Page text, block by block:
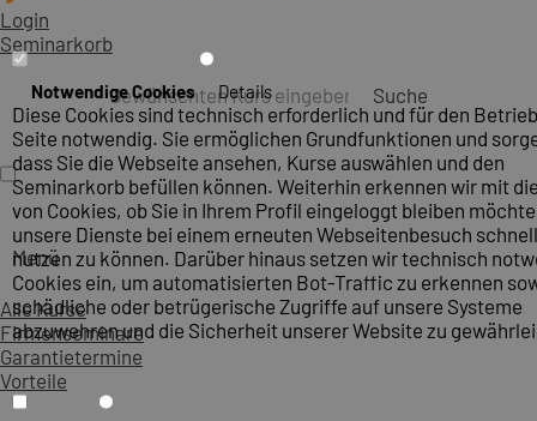
Login
Seminarkorb
Suche
Menü
Alle Kurse
Firmenseminare
Garantietermine
Vorteile
Notwendige Cookies Details
Diese Cookies sind technisch erforderlich und für den
Seite notwendig. Sie ermöglichen Grundfunktionen und
dass Sie die Webseite ansehen, Kurse auswählen und den
Seminarkorb befüllen können. Weiterhin erkennen wir mit
von Cookies, ob Sie in Ihrem Profil eingeloggt bleiben
unsere Dienste bei einem erneuten Webseitenbesuch
nutzen zu können. Darüber hinaus setzen wir technisch
Cookies ein, um automatisierten Bot-Traffic zu erkennen
schädliche oder betrügerische Zugriffe auf unsere Systeme
abzuwehren und die Sicherheit unserer Website zu